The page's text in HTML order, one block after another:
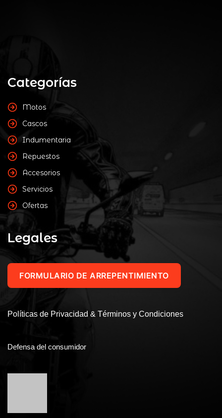
Categorías
Motos
Cascos
Indumentaria
Repuestos
Accesorios
Servicios
Ofertas
Legales
FORMULARIO DE ARREPENTIMIENTO
Políticas de Privacidad & Términos y Condiciones
Defensa del consumidor